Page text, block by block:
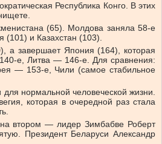
Республика Конго. В этих
(65). Молдова заняла 58-е
и Казахстан (103).
а завершает Япония (164), которая
е, Литва — 146-е. Для сравнения:
— 153-е, Чили (самое стабильное
нормальной человеческой жизни.
которая в очередной раз стала
втором — лидер Зимбабве Роберт
Президент Беларуси Александр